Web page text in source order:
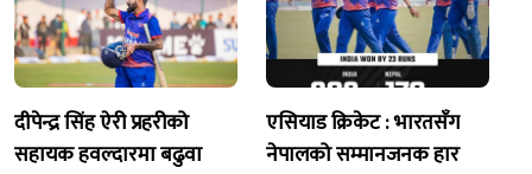
दीपेन्द्र सिंह ऐरी प्रहरीको
सहायक हवल्दारमा बढुवा
एसियाड क्रिकेट : भारतसँग
नेपालको सम्मानजनक हार